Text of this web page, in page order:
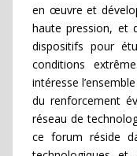
en œuvre et
haute pression, et
dispositifs pour
conditions
intéresse
du renforcement
réseau de
ce forum réside